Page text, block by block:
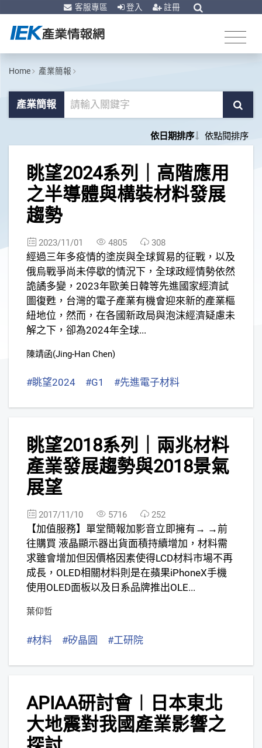
客服專區 登入 註冊
Home 產業簡報
產業簡報
依日期排序 依點閱排序
眺望2024系列｜高階應用
之半導體與構裝材料發展
趨勢
2023/11/01 4805 308
經過三年多疫情的塗炭與全球貿易的征戰，以及
俄烏戰爭尚未停歇的情況下，全球政經情勢依然
詭譎多變，2023年歐美日韓等先進國家經濟試
圖復甦，台灣的電子產業有機會迎來新的產業樞
紐地位，然而，在各國新政局與泡沫經濟疑慮未
解之下，卻為2024年全球...
陳靖函(Jing-Han Chen)
#眺望2024 #G1 #先進電子材料
眺望2018系列｜兩兆材料
產業發展趨勢與2018景氣
展望
2017/11/10 5716 252
【加值服務】單堂簡報加影音立即擁有→ →前
往購買 液晶顯示器出貨面積持續增加，材料需
求雖會增加但因價格因素使得LCD材料市場不再
成長，OLED相關材料則是在蘋果iPhoneX手機
使用OLED面板以及日系品牌推出OLE...
葉仰哲
#材料 #矽晶圓 #工研院
FREEAPIAA研討會︱日本東北
大地震對我國產業影響之